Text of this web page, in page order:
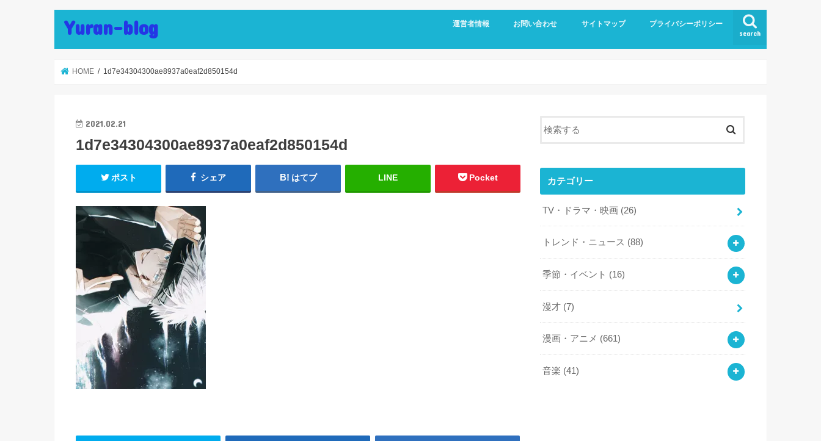
Yuran-blog search
運営者情報 お問い合わせ サイトマップ プライバシーポリシー
HOME 1d7e34304300ae8937a0eaf2d850154d
2021.02.21
1d7e34304300ae8937a0eaf2d850154d
ポスト シェア はてブ LINE Pocket カテゴリー
TV・ドラマ・映画 (26)
トレンド・ニュース (88)
季節・イベント (16)
漫才 (7)
漫画・アニメ (661)
音楽 (41)